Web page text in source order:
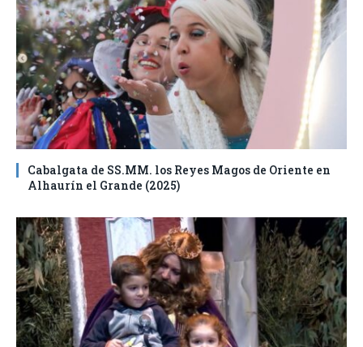
Cabalgata de SS.MM. los Reyes Magos de Oriente en
Alhaurín el Grande (2025)